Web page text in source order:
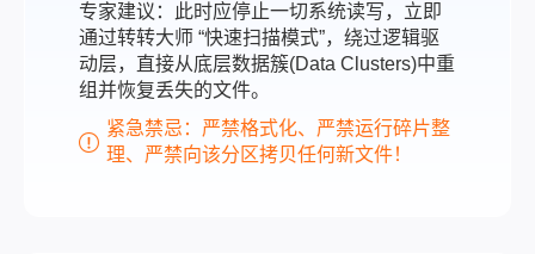
专家建议：此时应停止一切系统读写，立即
通过转转大师 “快速扫描模式”，绕过逻辑驱
动层，直接从底层数据簇(Data Clusters)中重
组并恢复丢失的文件。
紧急禁忌：严禁格式化、严禁运行碎片整
理、严禁向该分区拷贝任何新文件！